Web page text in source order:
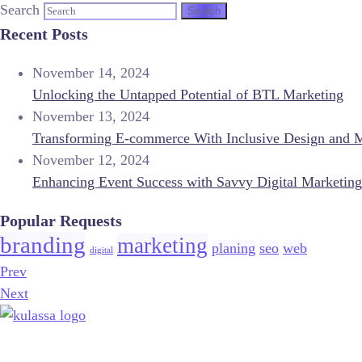
Search
Recent Posts
November 14, 2024
Unlocking the Untapped Potential of BTL Marketing
November 13, 2024
Transforming E-commerce With Inclusive Design and
November 12, 2024
Enhancing Event Success with Savvy Digital Marketing
Popular Requests
branding digital marketing planing seo web
Prev
Next